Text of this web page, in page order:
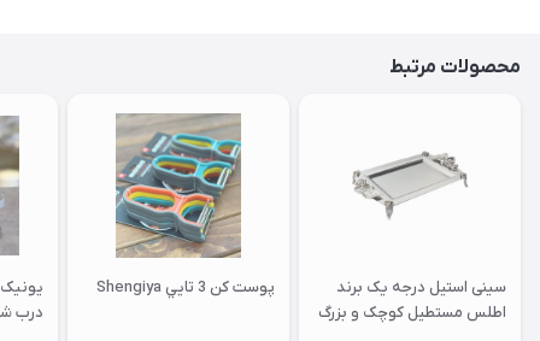
محصولات مرتبط
سینی استیل درجه یک برند
اطلس مستطیل کوچک و بزرگ
پوست کن 3 تايي Shengiya
درب